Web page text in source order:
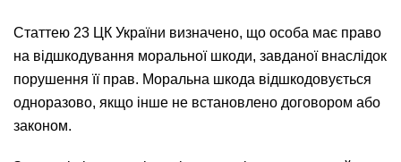
Статтею 23 ЦК України визначено, що особа має право
на відшкодування моральної шкоди, завданої внаслідок
порушення її прав. Моральна шкода відшкодовується
одноразово, якщо інше не встановлено договором або
законом.